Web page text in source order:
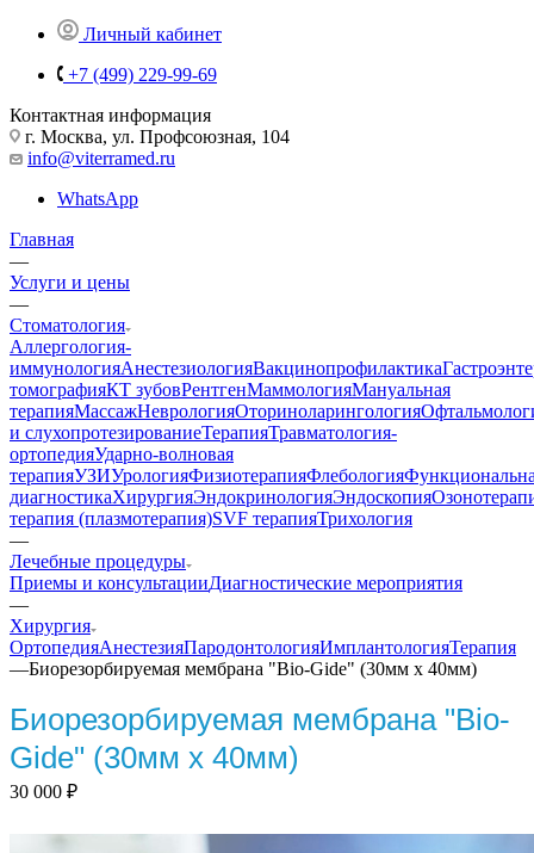
Личный кабинет
+7 (499) 229-99-69
Контактная информация
г. Москва, ул. Профсоюзная, 104
info@viterramed.ru
WhatsApp
Главная
—
Услуги и цены
—
Стоматология
Аллергология-
иммунологияАнестезиологияВакцинопрофилактика
томографияКТ зубовРентгенМаммологияМануальная
терапияМассажНеврологияОториноларингология
и слухопротезированиеТерапияТравматология-
ортопедияУдарно-волновая
терапияУЗИУрологияФизиотерапияФлебология
диагностикаХирургияЭндокринологияЭндоскопия
терапия (плазмотерапия)SVF терапияТрихология
—
Лечебные процедуры
Приемы и консультацииДиагностические мероприятия
—
Хирургия
ОртопедияАнестезияПародонтологияИмплантологияТерапия
—Биорезорбируемая мембрана "Bio-Gide" (30мм х 40мм)
Биорезорбируемая мембрана "Bio-
Gide" (30мм х 40мм)
30 000 ₽